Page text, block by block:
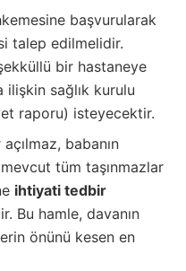
başvurularak
talep edilmelidir.
bir hastaneye
ilişkin sağlık kurulu
raporu) isteyecektir.
açılmaz, babanın
tüm taşınmazlar
ihtiyati tedbir
Bu hamle, davanın
önünü kesen en